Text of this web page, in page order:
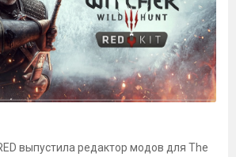
выпустила редактор модов для The